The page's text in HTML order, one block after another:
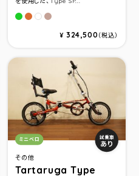
グリーン
ボンバーオレンジ
パールホワイト
ユーロブラウン
¥ 324,500（税込）
その他
Tartaruga Type
カテゴリ：
ミニベロ 試乗車
あり